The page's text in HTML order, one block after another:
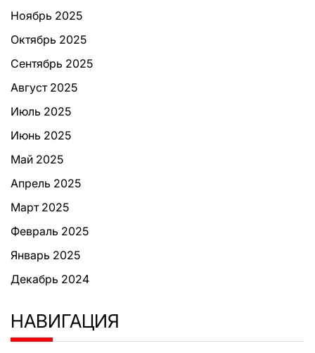
Ноябрь 2025
Октябрь 2025
Сентябрь 2025
Август 2025
Июль 2025
Июнь 2025
Май 2025
Апрель 2025
Март 2025
Февраль 2025
Январь 2025
Декабрь 2024
НАВИГАЦИЯ